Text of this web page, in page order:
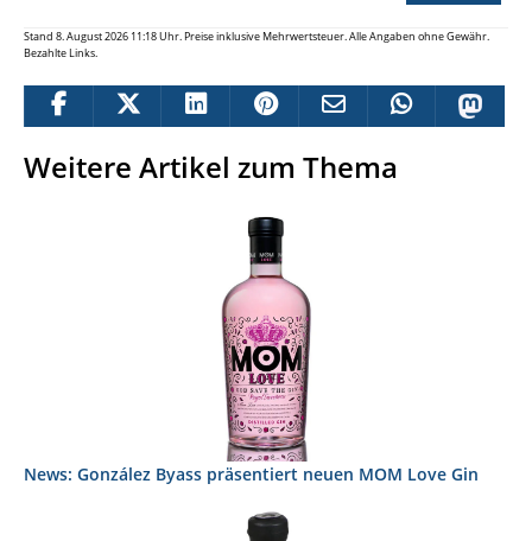
Stand 8. August 2026 11:18 Uhr. Preise inklusive Mehrwertsteuer. Alle Angaben ohne Gewähr.
Bezahlte Links.
Weitere Artikel zum Thema
News: González Byass präsentiert neuen MOM Love Gin